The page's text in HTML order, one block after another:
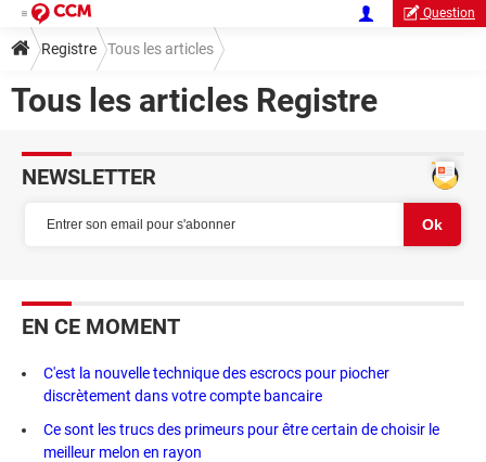
Question
Registre Tous les articles
Tous les articles Registre
NEWSLETTER
EN CE MOMENT
C'est la nouvelle technique des escrocs pour piocher
discrètement dans votre compte bancaire
Ce sont les trucs des primeurs pour être certain de choisir le
meilleur melon en rayon